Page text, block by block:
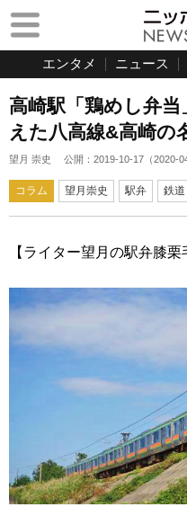
エンタメ ニュース
高崎駅「鶏めし弁
えた八高線&高崎の
望月 崇史 公開： 2019-10-17 （2020-
コラム 望月崇史 駅弁 鉄道
【ライター望月の駅弁膝栗